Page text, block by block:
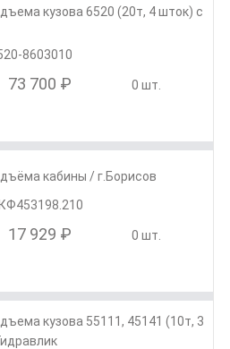
кузова 6520 (20т, 4 шток) с
8603010
73 700 ₽ 0 шт.
кабины / г.Борисов
17 929 ₽ 0 шт.
кузова 55111, 45141 (10т, 3